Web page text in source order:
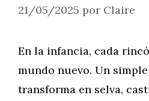
21/05/2025 por Claire
En la infancia, cada
mundo nuevo. Un
transforma en selva,